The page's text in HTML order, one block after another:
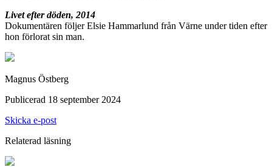
Livet efter döden, 2014
Dokumentären följer Elsie Hammarlund från Värne under tiden efter
hon förlorat sin man.
Magnus Östberg
Publicerad 18 september 2024
Skicka e-post
Relaterad läsning